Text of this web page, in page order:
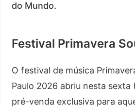
do Mundo.
Festival Primavera
O festival de música
Paulo 2026 abriu nesta sexta
pré-venda exclusiva para